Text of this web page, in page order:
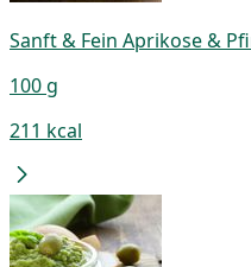
Sanft & Fein Aprikose &
100 g
211 kcal